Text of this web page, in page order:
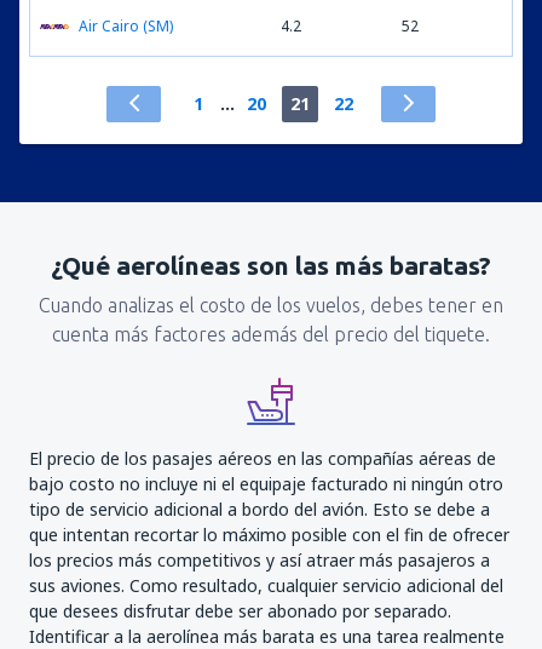
Air Cairo (SM) 4.2 52
1 ... 20 21 22
¿Qué aerolíneas son las más baratas?
Cuando analizas el costo de los vuelos, debes tener en
cuenta más factores además del precio del tiquete.
El precio de los pasajes aéreos en las compañías aéreas de
bajo costo no incluye ni el equipaje facturado ni ningún otro
tipo de servicio adicional a bordo del avión. Esto se debe a
que intentan recortar lo máximo posible con el fin de ofrecer
los precios más competitivos y así atraer más pasajeros a
sus aviones. Como resultado, cualquier servicio adicional del
que desees disfrutar debe ser abonado por separado.
Identificar a la aerolínea más barata es una tarea realmente